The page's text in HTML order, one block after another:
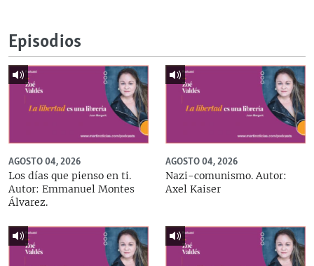
Episodios
AGOSTO 04, 2026
Los días que pienso en ti.
Autor: Emmanuel Montes
Álvarez.
AGOSTO 04, 2026
Nazi-comunismo. Autor:
Axel Kaiser